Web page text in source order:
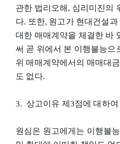
관한 법리오해, 심리미진의
다. 또한, 원고가 현대건설
대한 매매계약을 체결한 바
써 곧 위에서 본 이행불능으
위 매매계약에서의 매매대
도 없다.
3. 상고이유 제3점에 대하여
원심은 원고에게는 이행불